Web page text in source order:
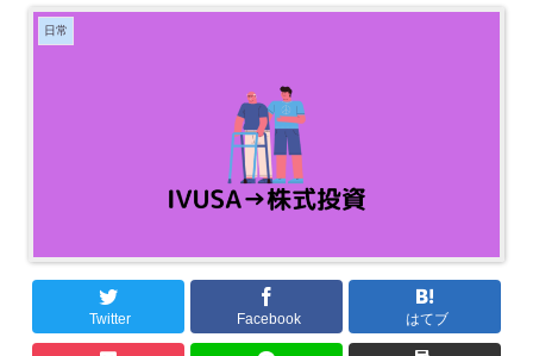
日常
Twitter Facebook はてブ